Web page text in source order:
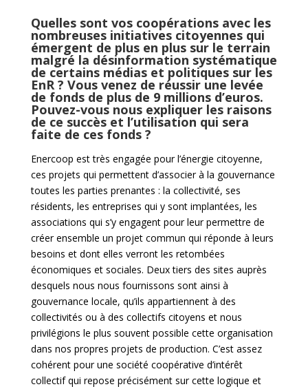
Quelles sont vos coopérations avec les
nombreuses initiatives citoyennes qui
émergent de plus en plus sur le terrain
malgré la désinformation systématique
de certains médias et politiques sur les
EnR ? Vous venez de réussir une levée
de fonds de plus de 9 millions d’euros.
Pouvez-vous nous expliquer les raisons
de ce succès et l’utilisation qui sera
faite de ces fonds ?
Enercoop est très engagée pour l’énergie citoyenne,
ces projets qui permettent d’associer à la gouvernance
toutes les parties prenantes : la collectivité, ses
résidents, les entreprises qui y sont implantées, les
associations qui s’y engagent pour leur permettre de
créer ensemble un projet commun qui réponde à leurs
besoins et dont elles verront les retombées
économiques et sociales. Deux tiers des sites auprès
desquels nous nous fournissons sont ainsi à
gouvernance locale, qu’ils appartiennent à des
collectivités ou à des collectifs citoyens et nous
privilégions le plus souvent possible cette organisation
dans nos propres projets de production. C’est assez
cohérent pour une société coopérative d’intérêt
collectif qui repose précisément sur cette logique et